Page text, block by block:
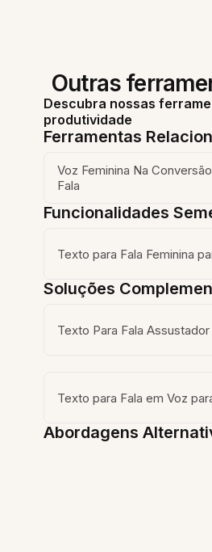
Outras
Descubra nossas
produtividade
Ferramentas
Voz Feminina Na
Fala
Funcionalidades
Texto para Fala Feminina
Soluções
Texto Para Fala
Texto para Fala em Voz
Abordagens